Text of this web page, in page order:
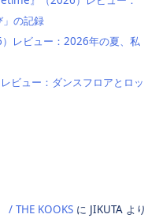
」の記録
レビュー：2026年の夏、私
ビュー：ダンスフロアとロッ
/ THE KOOKS に JIKUTA より